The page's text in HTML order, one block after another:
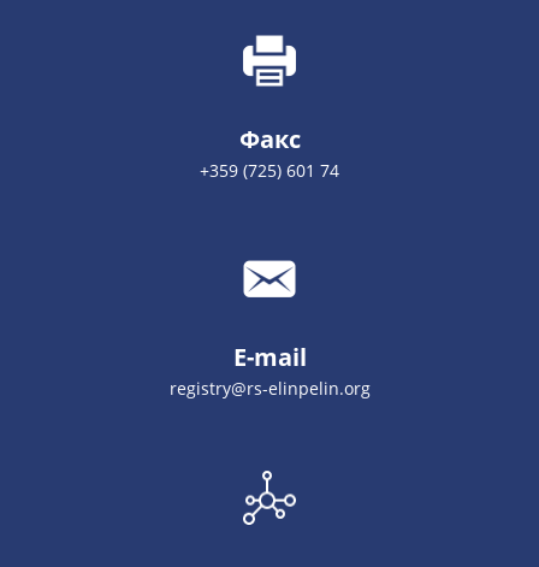
Факс
+359 (725) 601 74
E-mail
registry@rs-elinpelin.org